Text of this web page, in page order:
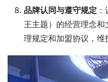
品牌认同与遵守规定
王主题）的经营理念
理规定和加盟协议，维